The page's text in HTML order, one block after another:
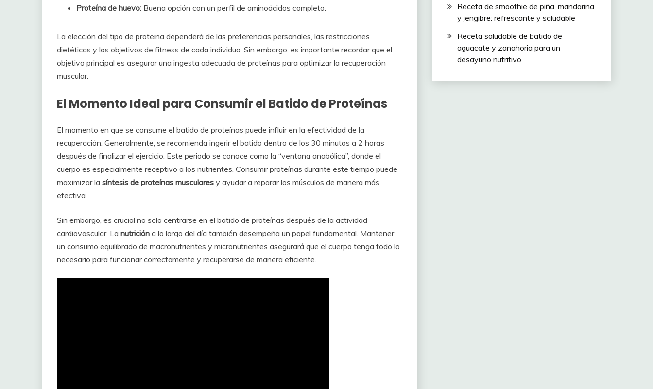
Proteína de huevo: Buena opción con un perfil de aminoácidos completo.
La elección del tipo de proteína dependerá de las preferencias personales, las restricciones
dietéticas y los objetivos de fitness de cada individuo. Sin embargo, es importante recordar que el
objetivo principal es asegurar una ingesta adecuada de proteínas para optimizar la recuperación
muscular.
El Momento Ideal para Consumir el Batido de Proteínas
El momento en que se consume el batido de proteínas puede influir en la efectividad de la
recuperación. Generalmente, se recomienda ingerir el batido dentro de los 30 minutos a 2 horas
después de finalizar el ejercicio. Este periodo se conoce como la “ventana anabólica”, donde el
cuerpo es especialmente receptivo a los nutrientes. Consumir proteínas durante este tiempo puede
maximizar la síntesis de proteínas musculares y ayudar a reparar los músculos de manera más
efectiva.
Sin embargo, es crucial no solo centrarse en el batido de proteínas después de la actividad
cardiovascular. La nutrición a lo largo del día también desempeña un papel fundamental. Mantener
un consumo equilibrado de macronutrientes y micronutrientes asegurará que el cuerpo tenga todo lo
necesario para funcionar correctamente y recuperarse de manera eficiente.
Receta de smoothie de piña, mandarina
y jengibre: refrescante y saludable
Receta saludable de batido de
aguacate y zanahoria para un
desayuno nutritivo